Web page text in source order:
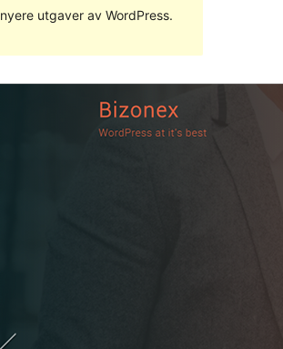
nyere utgaver av WordPress.